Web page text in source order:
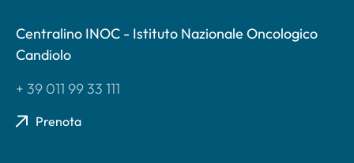
Centralino INOC - Istituto Nazionale Oncologico
Candiolo
+ 39 011 99 33 111
Prenota